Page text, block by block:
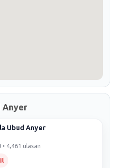
Anyer
Ubud Anyer
4,461 ulasan